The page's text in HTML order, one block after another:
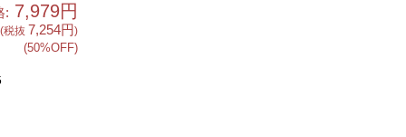
: 7,979円
(税抜 7,254円)
(50%OFF)